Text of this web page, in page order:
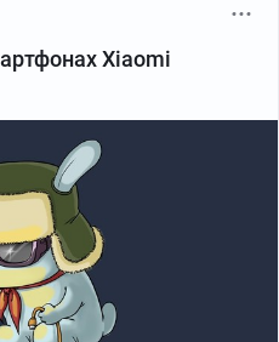
Xiaomi